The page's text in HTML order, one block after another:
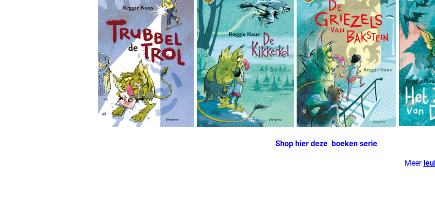
Shop hier deze boeken serie
Meer